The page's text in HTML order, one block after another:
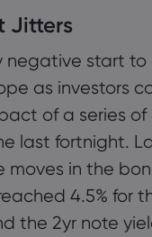
Jitters
negative start to
as investors
of a series
last fortnight.
moves in the
4.5% for
the 2yr note